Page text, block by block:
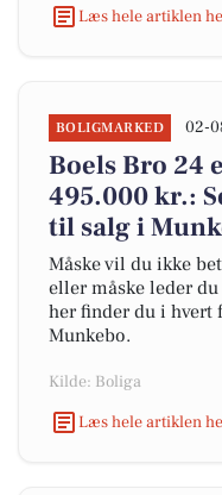
Læs hele artiklen
BOLIGMARKED 02-
Boels Bro 24
495.000 kr.:
til salg i
Måske vil du ikke
eller måske leder
her finder du i
Munkebo.
Kilde: Boliga
Læs hele artiklen